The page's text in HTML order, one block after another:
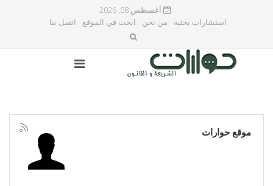
أغسطس 08, 2026
استشارات بحثية
من نحن ابحث في الموقع اتصل بنا
موقع حوارات